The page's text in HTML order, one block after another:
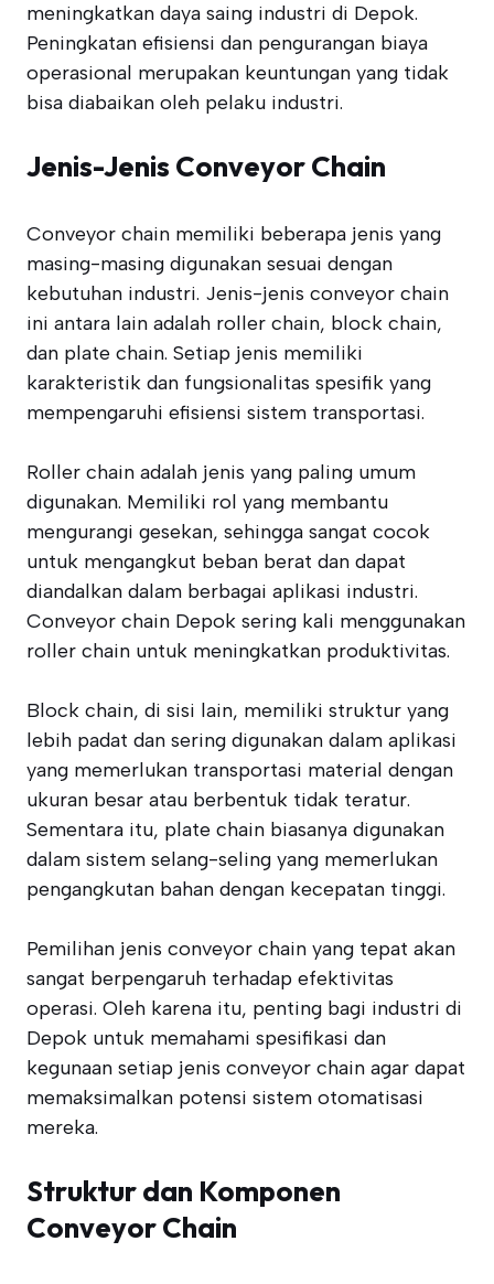
meningkatkan daya saing industri di Depok.
Peningkatan efisiensi dan pengurangan biaya
operasional merupakan keuntungan yang tidak
bisa diabaikan oleh pelaku industri.
Jenis-Jenis Conveyor Chain
Conveyor chain memiliki beberapa jenis yang
masing-masing digunakan sesuai dengan
kebutuhan industri. Jenis-jenis conveyor chain
ini antara lain adalah roller chain, block chain,
dan plate chain. Setiap jenis memiliki
karakteristik dan fungsionalitas spesifik yang
mempengaruhi efisiensi sistem transportasi.
Roller chain adalah jenis yang paling umum
digunakan. Memiliki rol yang membantu
mengurangi gesekan, sehingga sangat cocok
untuk mengangkut beban berat dan dapat
diandalkan dalam berbagai aplikasi industri.
Conveyor chain Depok sering kali menggunakan
roller chain untuk meningkatkan produktivitas.
Block chain, di sisi lain, memiliki struktur yang
lebih padat dan sering digunakan dalam aplikasi
yang memerlukan transportasi material dengan
ukuran besar atau berbentuk tidak teratur.
Sementara itu, plate chain biasanya digunakan
dalam sistem selang-seling yang memerlukan
pengangkutan bahan dengan kecepatan tinggi.
Pemilihan jenis conveyor chain yang tepat akan
sangat berpengaruh terhadap efektivitas
operasi. Oleh karena itu, penting bagi industri di
Depok untuk memahami spesifikasi dan
kegunaan setiap jenis conveyor chain agar dapat
memaksimalkan potensi sistem otomatisasi
mereka.
Struktur dan Komponen
Conveyor Chain